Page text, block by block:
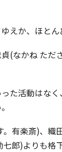
えか、ほとん
(なかね ただ
た活動はな
。有楽斎)、
郎)よりも格